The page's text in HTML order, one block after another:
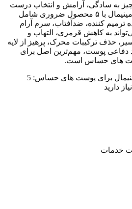
به سادگی، آرامش و انتخاب درست
نیاز دارد. یک روتین پوستی مینیمال با ۵ محصول ضروری شامل
ترمیم‌ کننده، ضدآفتاب، سرم آرام‌
به کاهش قرمزی، التهاب و
حذف ترکیبات محرک، پرهیز از لایه‌
دفاعی پوست، مهم‌ترین اصل برای
های حساس است.
روتین پوستی مینیمال برای پوست‌ های حساس: 5
دارید
خدمات